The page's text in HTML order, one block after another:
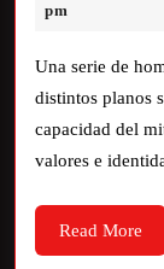
pm
Una serie de
distintos planos
capacidad del
valores e
Read More